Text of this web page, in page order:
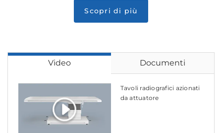
Scopri di più
Video Documenti
Tavoli radiografici azionati
da attuatore